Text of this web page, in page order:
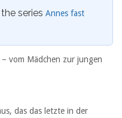
series Annes fast
vom Mädchen zur jungen
das das letzte in der